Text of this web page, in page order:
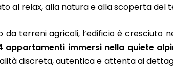
al relax, alla natura e alla scoperta del
da terreni agricoli, l’edificio è
appartamenti immersi nella quiete
discreta, autentica e attenta ai